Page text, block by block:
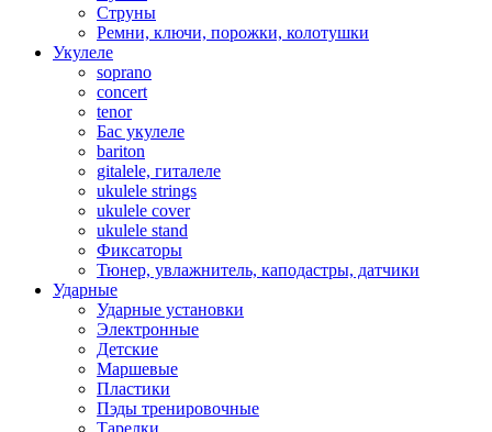
Струны
Ремни, ключи, порожки, колотушки
Укулеле
soprano
concert
tenor
Бас укулеле
bariton
gitalele, гиталеле
ukulele strings
ukulele cover
ukulele stand
Фиксаторы
Тюнер, увлажнитель, каподастры, датчики
Ударные
Ударные установки
Электронные
Детские
Маршевые
Пластики
Пэды тренировочные
Тарелки